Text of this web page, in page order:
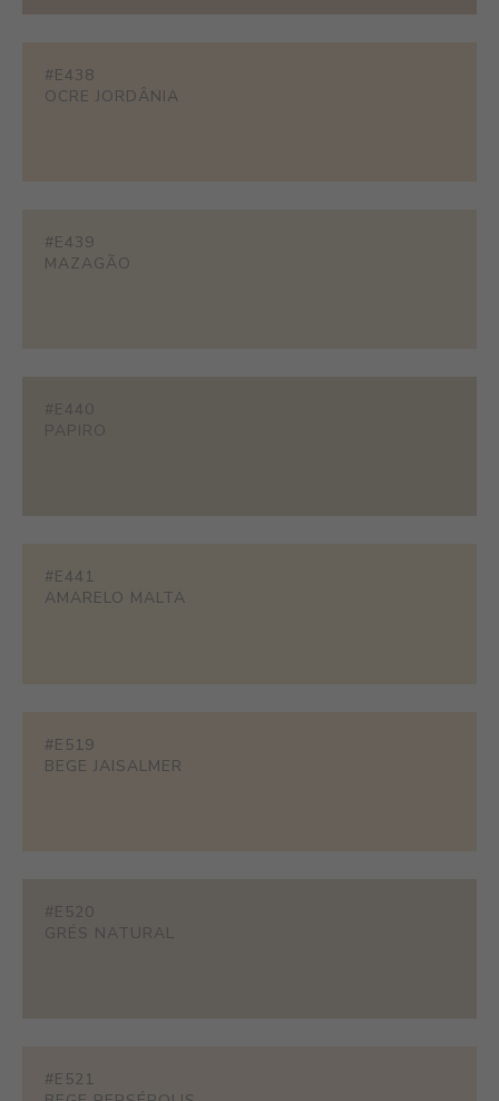
#E438
OCRE JORDÂNIA
#E439
MAZAGÃO
#E440
PAPIRO
#E441
AMARELO MALTA
#E519
BEGE JAISALMER
#E520
GRÉS NATURAL
#E521